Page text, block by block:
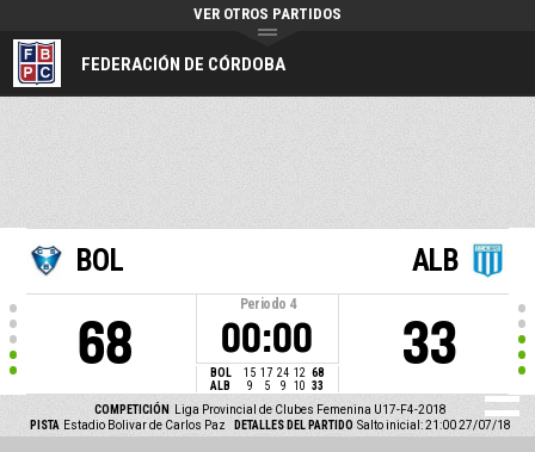
FEDERACIÓN DE CÓRDOBA
VER OTROS PARTIDOS
BOL
68
Periodo 4
00:00
BOL 15 17 24 12 68
ALB
9 5 9 10 33
ALB
33
COMPETICIÓN
Liga Provincial de Clubes Femenina U17-F4-2018
PISTA Estadio Bolivar de Carlos Paz DETALLES DEL PARTIDO Salto inicial: 21:00 27/07/18